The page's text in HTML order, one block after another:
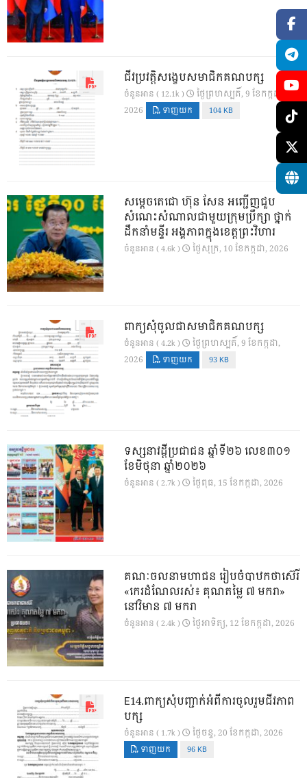
ជីវប្រវត្តិសង្ខេបសមាជិកគណបក្ស
ចំនួនអាន ( 12.1k )
ថ្ងៃ​ព្រហស្បតិ៍, 9 ខែ​កក្កដា,
2026
ទាញយក 104 KB
សម្តេចតេជោ ហ៊ុន សែន អញ្ជើញជួប
សំណេះសំណាលជាមួយក្រុមប្រឹក្សា ថ្នាក់
ដឹកនាំមន្ទីរ អង្គភាពក្នុងខេត្តព្រះវិហារ
ចំនួនអាន ( 4.6k ) ថ្ងៃ​សុក្រ, 10 ខែ​កក្កដា, 2026
ពាក្យសុំចូលជាសមាជិកគណបក្ស
ចំនួនអាន ( 4.2k )
ថ្ងៃ​ព្រហស្បតិ៍, 9 ខែ​កក្កដា,
2026
ទាញយក 93 KB
ទស្សនាវដ្ដីប្រជាជន ឆ្នាំទី២៦ លេខ៣០១
ខែមិថុនា ឆ្នាំ២០២៦
ចំនួនអាន ( 2.7k ) ថ្ងៃ​ពុធ, 15 ខែ​កក្កដា, 2026
គណៈចលនាមហាជន រៀបចំបាឋកថាស៊េរី
«កេរដំណែលរស់៖ គុណតម្លៃ ៧ មករា»
នៅវិមាន ៧ មករា
ចំនួនអាន ( 2.4k ) ថ្ងៃ​អាទិត្យ, 12 ខែ​កក្កដា, 2026
E14.ពាក្យសុំបញ្ជាក់អំពីការចូលរួមជីវភាព
បក្ស
ចំនួនអាន ( 1.7k ) ថ្ងៃ​ចន្ទ, 20 ខែ​កក្កដា, 2026
ទាញយក 96 KB